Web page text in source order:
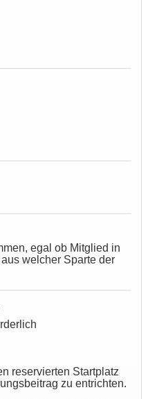
egal ob Mitglied in
welcher Sparte der
reservierten Startplatz
zu entrichten.